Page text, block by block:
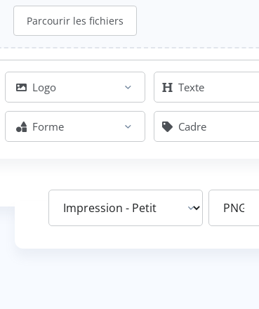
Parcourir les fichiers
Logo Texte
Forme Cadre